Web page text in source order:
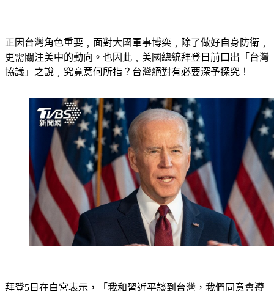
正因台灣角色重要﹐面對大國軍事博奕﹐除了做好自身防衛﹐
更需關注美中的動向。也因此﹐美國總統拜登日前口出「台灣
協議」之說﹐究竟意何所指？台灣絕對有必要深予探究！
拜登5日在白宮表示，「我和習近平談到台灣，我們同意會遵